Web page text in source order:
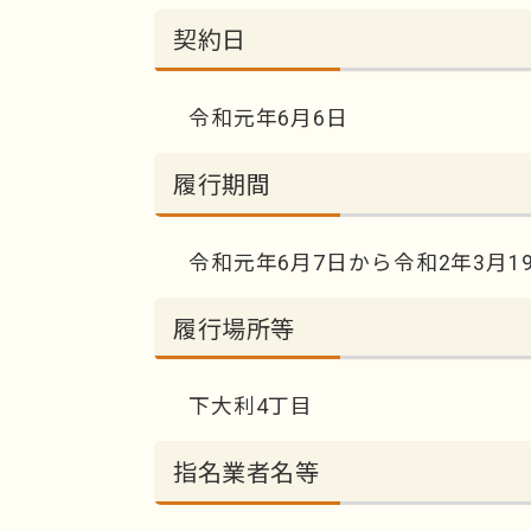
契約日
令和元年6月6日
履行期間
令和元年6月7日から令和2年3月
履行場所等
下大利4丁目
指名業者名等